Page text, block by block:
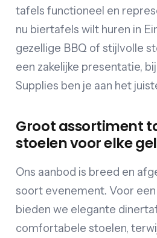
tafels functioneel en
nu biertafels wilt huren in
gezellige BBQ of stijlvolle
een zakelijke presentatie,
Supplies ben je aan het
Groot assortiment
stoelen voor elke
Ons aanbod is breed en
soort evenement. Voor
bieden we elegante
comfortabele stoelen,